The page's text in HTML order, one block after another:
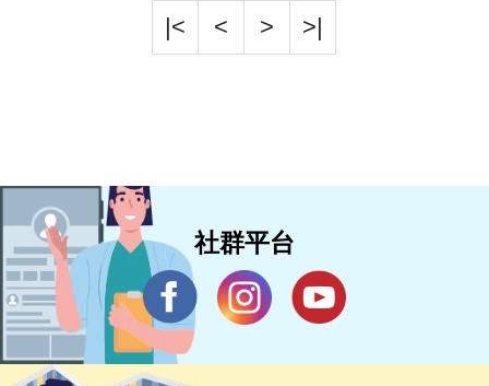
|< < > >|
社群平台